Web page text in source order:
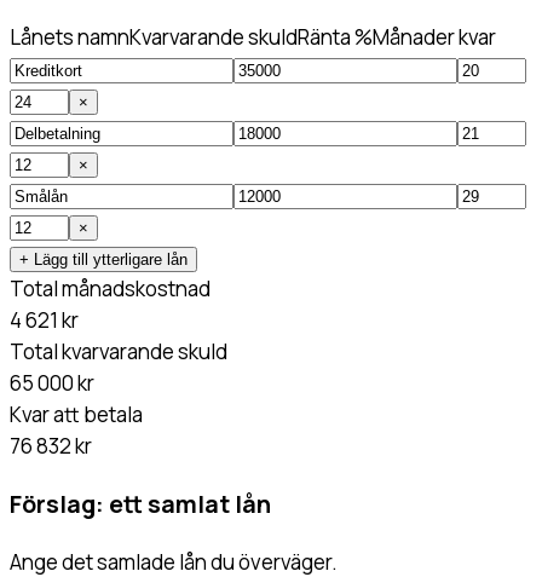
Lånets namnKvarvarande skuldRänta %Månader kvar
×
×
×
+ Lägg till ytterligare lån
Total månadskostnad
4 621 kr
Total kvarvarande skuld
65 000 kr
Kvar att betala
76 832 kr
Förslag: ett samlat lån
Ange det samlade lån du överväger.